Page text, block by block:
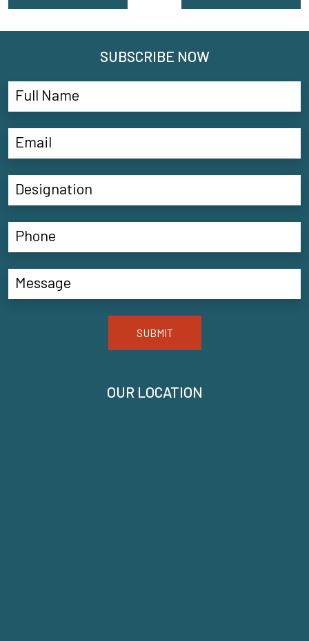
OUR LOCATION
SUBSCRIBE NOW
SUBMIT